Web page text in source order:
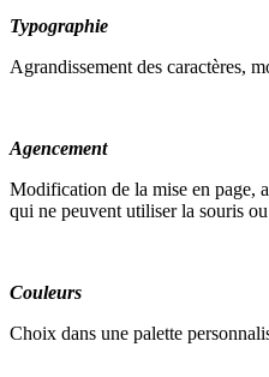
Typographie
Agrandissement des caractères,
Agencement
Modification de la mise en page,
qui ne peuvent utiliser la souris
Couleurs
Choix dans une palette